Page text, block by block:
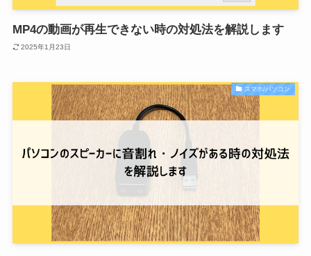
MP4の動画が再生できない時の対処法を解説します
2025年1月23日
スマホ/パソコン